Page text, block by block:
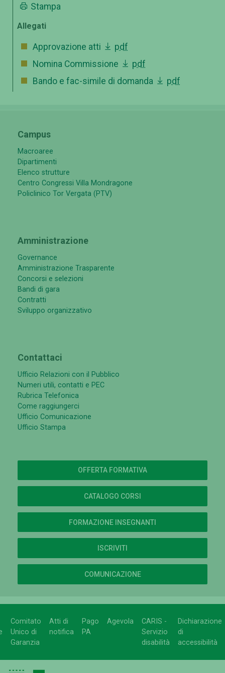
Stampa
Allegati
Approvazione atti
pdf
Nomina Commissione
pdf
Bando e fac-simile di domanda
pdf
Campus
Macroaree
Dipartimenti
Elenco strutture
Centro Congressi Villa Mondragone
Policlinico Tor Vergata (PTV)
Amministrazione
Governance
Amministrazione Trasparente
Concorsi e selezioni
Bandi di gara
Contratti
Sviluppo organizzativo
Contattaci
Ufficio Relazioni con il Pubblico
Numeri utili, contatti e PEC
Rubrica Telefonica
Come raggiungerci
Ufficio Comunicazione
Ufficio Stampa
OFFERTA FORMATIVA
CATALOGO CORSI
FORMAZIONE INSEGNANTI
ISCRIVITI
COMUNICAZIONE
Comitato
Unico di
Garanzia
Atti di
notifica
Pago
PA
Agevola
CARIS -
Servizio
disabilità
Dichiarazione
di
accessibilità